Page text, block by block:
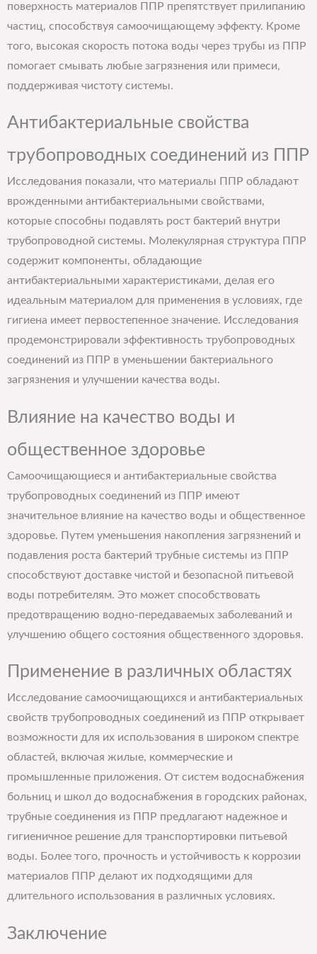
поверхность материалов ППР препятствует прилипанию
частиц, способствуя самоочищающему эффекту. Кроме
того, высокая скорость потока воды через трубы из ППР
помогает смывать любые загрязнения или примеси,
поддерживая чистоту системы.
Антибактериальные свойства
трубопроводных соединений из ППР
Исследования показали, что материалы ППР обладают
врожденными антибактериальными свойствами,
которые способны подавлять рост бактерий внутри
трубопроводной системы. Молекулярная структура ППР
содержит компоненты, обладающие
антибактериальными характеристиками, делая его
идеальным материалом для применения в условиях, где
гигиена имеет первостепенное значение. Исследования
продемонстрировали эффективность трубопроводных
соединений из ППР в уменьшении бактериального
загрязнения и улучшении качества воды.
Влияние на качество воды и
общественное здоровье
Самоочищающиеся и антибактериальные свойства
трубопроводных соединений из ППР имеют
значительное влияние на качество воды и общественное
здоровье. Путем уменьшения накопления загрязнений и
подавления роста бактерий трубные системы из ППР
способствуют доставке чистой и безопасной питьевой
воды потребителям. Это может способствовать
предотвращению водно-передаваемых заболеваний и
улучшению общего состояния общественного здоровья.
Применение в различных областях
Исследование самоочищающихся и антибактериальных
свойств трубопроводных соединений из ППР открывает
возможности для их использования в широком спектре
областей, включая жилые, коммерческие и
промышленные приложения. От систем водоснабжения
больниц и школ до водоснабжения в городских районах,
трубные соединения из ППР предлагают надежное и
гигиеничное решение для транспортировки питьевой
воды. Более того, прочность и устойчивость к коррозии
материалов ППР делают их подходящими для
длительного использования в различных условиях.
Заключение